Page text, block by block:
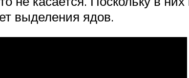
выделения ядов.